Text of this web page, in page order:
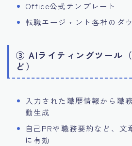
Office公式テンプレート
転職エージェント各社のダ
③ AIライティングツール
ど）
入力された職歴情報から職
動生成
自己PRや職務要約など、文
に有効